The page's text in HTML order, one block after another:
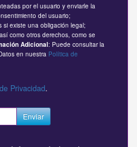
por el usuario y enviarle la
del usuario;
si existe una obligación legal;
como otros derechos, como se
Adicional: Puede consultar la
en nuestra Política de
Privacidad.
Enviar